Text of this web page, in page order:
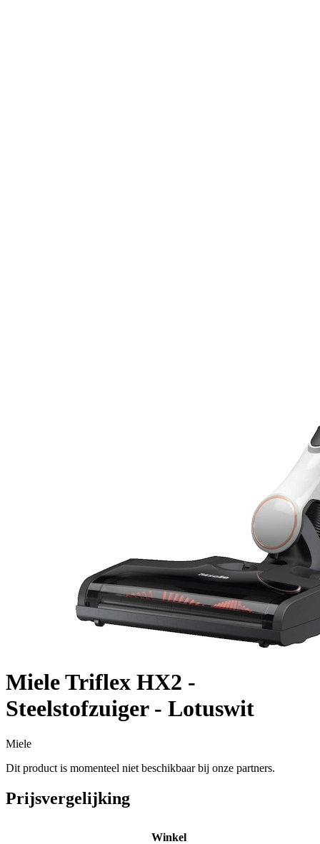
Miele Triflex HX2 -
Steelstofzuiger - Lotuswit
Miele
Dit product is momenteel niet beschikbaar bij onze partners.
Prijsvergelijking
Winkel